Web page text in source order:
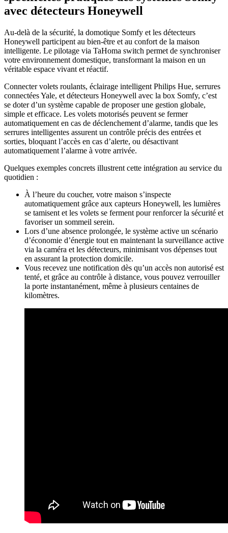
avec détecteurs Honeywell
Au-delà de la sécurité, la domotique Somfy et les détecteurs
Honeywell participent au bien-être et au confort de la maison
intelligente. Le pilotage via TaHoma switch permet de synchroniser
votre environnement domestique, transformant la maison en un
véritable espace vivant et réactif.
Connecter volets roulants, éclairage intelligent Philips Hue, serrures
connectées Yale, et détecteurs Honeywell avec la box Somfy, c’est
se doter d’un système capable de proposer une gestion globale,
simple et efficace. Les volets motorisés peuvent se fermer
automatiquement en cas de déclenchement d’alarme, tandis que les
serrures intelligentes assurent un contrôle précis des entrées et
sorties, bloquant l’accès en cas d’alerte, ou désactivant
automatiquement l’alarme à votre arrivée.
Quelques exemples concrets illustrent cette intégration au service du
quotidien :
À l’heure du coucher, votre maison s’inspecte
automatiquement grâce aux capteurs Honeywell, les lumières
se tamisent et les volets se ferment pour renforcer la sécurité et
favoriser un sommeil serein.
Lors d’une absence prolongée, le système active un scénario
d’économie d’énergie tout en maintenant la surveillance active
via la caméra et les détecteurs, minimisant vos dépenses tout
en assurant la protection domicile.
Vous recevez une notification dès qu’un accès non autorisé est
tenté, et grâce au contrôle à distance, vous pouvez verrouiller
la porte instantanément, même à plusieurs centaines de
kilomètres.